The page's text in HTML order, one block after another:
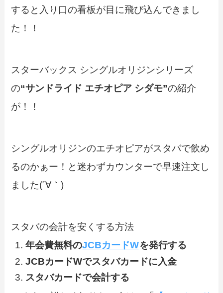
すると入り口の看板が目に飛び込んできまし
た！！
スターバックス シングルオリジンシリーズ
の“サンドライド エチオピア シダモ”の紹介
が！！
シングルオリジンのエチオピアがスタバで飲め
るのかぁー！と迷わずカウンターで早速注文し
ました(´∀｀)
スタバの会計を安くする方法
年会費無料のJCBカードWを発行する
JCBカードWでスタバカードに入金
スタバカードで会計する